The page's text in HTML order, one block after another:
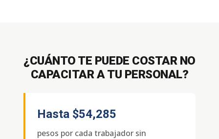
¿CUÁNTO TE PUEDE COSTAR NO
CAPACITAR A TU PERSONAL?
Hasta $54,285
pesos por cada trabajador sin